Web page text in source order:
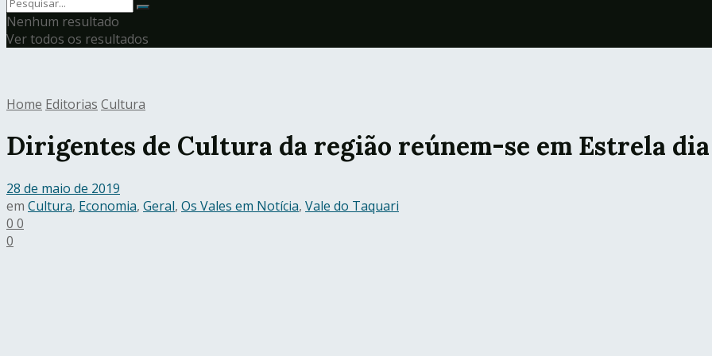
Nenhum resultado
Ver todos os resultados
Home Editorias Cultura
Dirigentes de Cultura da região reúnem-se em Estrela
28 de maio de 2019
em Cultura, Economia, Geral, Os Vales em Notícia, Vale do Taquari
0 0
0